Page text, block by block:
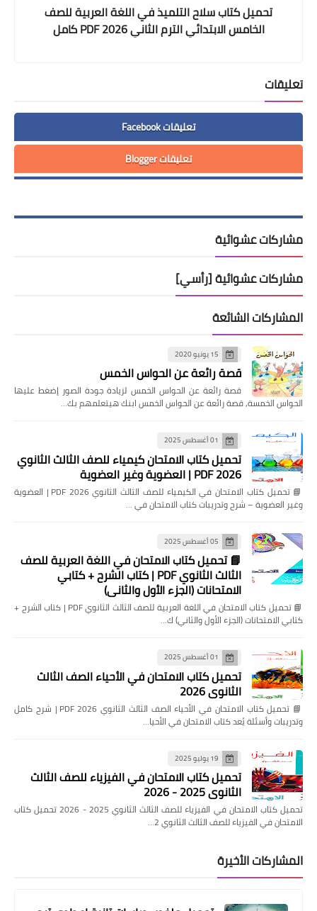
تحميل كتاب سلاح التلميذ في اللغة العربية للصف
الخامس الابتدائي الترم الثاني 2026 PDF كامل
تعليقات
تعليقات Facebook
تعليقات Blogger
مشاركات عشوائية
مشاركات عشوائية [رأسي]
المشاركات الشائعة
15 يونيو 2020
قصة رائعة عن الحواس الخمس
قصة رائعة عن الحواس الخمس لزيادة جودة الصور إضغط عليها
الحواس الخمسة, قصة رائعة عن الحواس الخمس ابنك هيتعلمهم بك…
01 أغسطس 2025
تحميل كتاب الامتحان كيمياء للصف الثالث الثانوي
2026 PDF | العضوية وغير العضوية
📘 تحميل كتاب الامتحان في الكيمياء للصف الثالث الثانوي 2026 PDF | العضوية
وغير العضوية – شرح وتدريبات كتاب الامتحان في …
05 أغسطس 2025
📘 تحميل كتاب الامتحان في اللغة العربية للصف
الثالث الثانوي PDF | كتاب الشرح + كتابي
الامتحانات (الجزء الأول والثاني)
📘 تحميل كتاب الامتحان في اللغة العربية للصف الثالث الثانوي PDF | كتاب الشرح +
كتابي الامتحانات (الجزء الأول والثاني) ك…
01 أغسطس 2025
تحميل كتاب الامتحان في الأحياء الصف الثالث
الثانوي 2026
📘 تحميل كتاب الامتحان في الأحياء الصف الثالث الثانوي 2026 PDF | شرح كامل
وتدريبات وأسئلة يُعد كتاب الامتحان في الأحيا…
19 يوليو 2025
تحميل كتاب الامتحان في الفيزياء للصف الثالث
الثانوي 2025 - 2026
تحميل كتاب الامتحان في الفيزياء للصف الثالث الثانوي 2025 - 2026 تحميل كتاب
الامتحان في الفيزياء للصف الثالث الثانوي 2…
المشاركات الأخيرة